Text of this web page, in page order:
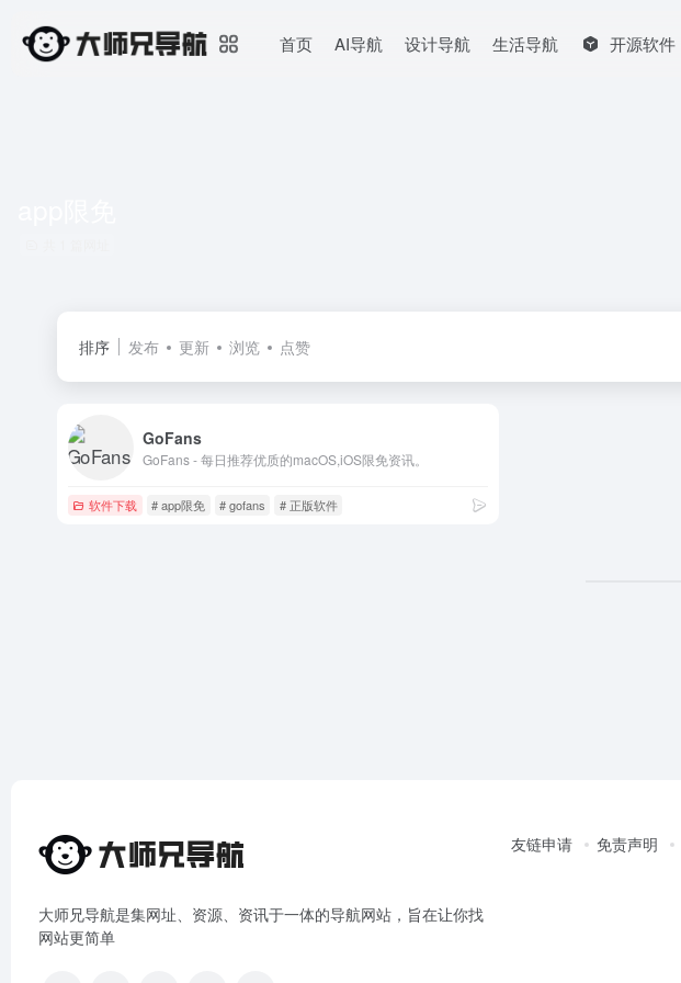
首页 AI导航 设计导航 生活导航 开源软件
排序 发布 更新 浏览 点赞
GoFans
GoFans - 每日推荐优质的macOS,iOS限免资讯。
软件下载 # app限免 # gofans # 正版软件
大师兄导航是集网址、资源、资讯于一体的导航网站，旨在让你找
网站更简单
友链申请 免责声明